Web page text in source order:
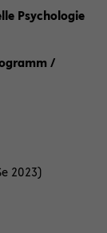
Psychologie
/
2023)